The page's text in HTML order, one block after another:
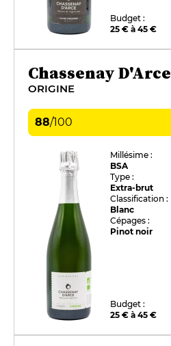
Budget :
25 € à 45 €
Chassenay D'Arce
ORIGINE
88/100
Millésime :
BSA
Type :
Extra-brut
Classification :
Blanc
Cépages :
Pinot noir
Budget :
25 € à 45 €